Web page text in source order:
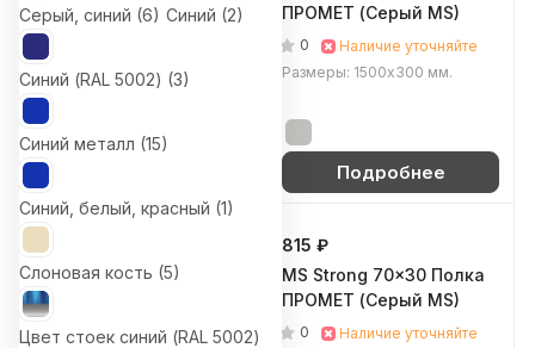
Серый, синий (6) Синий (2)
Синий (RAL 5002) (3)
Синий металл (15)
Синий, белый, красный (1)
Слоновая кость (5)
Цвет стоек синий (RAL 5002)
Полка ПРОМЕТ (Серый
MS)
Наличие уточняйте
Размеры: 1000х600 мм.
ПРОМЕТ (Серый MS)
0
Наличие уточняйте
Размеры: 1500х300 мм.
Подробнее
1 040 ₽
MS Strong 100x30 Полка
ПРОМЕТ (Серый MS)
0
Наличие уточняйте
815 ₽
MS Strong 70x30 Полка
ПРОМЕТ (Серый MS)
0
Наличие уточняйте